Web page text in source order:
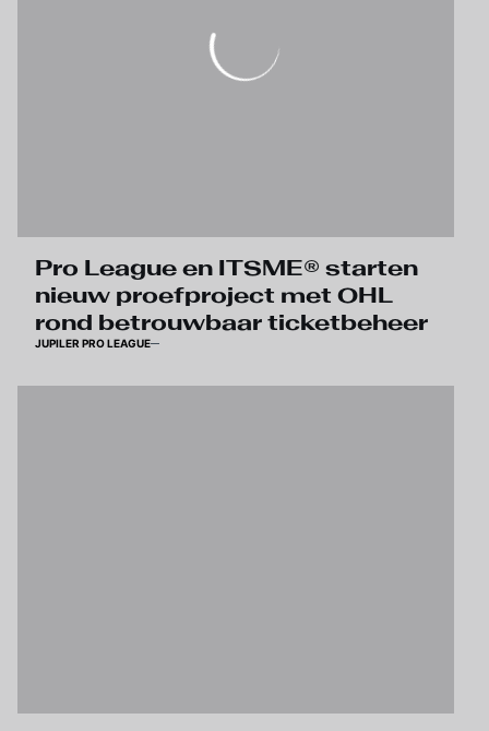
Pro League en ITSME® starten
nieuw proefproject met OHL
rond betrouwbaar ticketbeheer
JUPILER PRO LEAGUE